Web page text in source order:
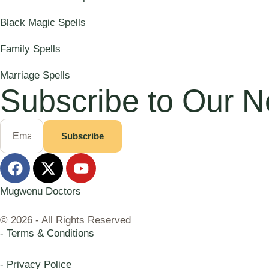
Black Magic Spells
Family Spells
Marriage Spells
Subscribe to Our
Subscribe
Mugwenu Doctors
© 2026 - All Rights Reserved
- Terms & Conditions
- Privacy Police